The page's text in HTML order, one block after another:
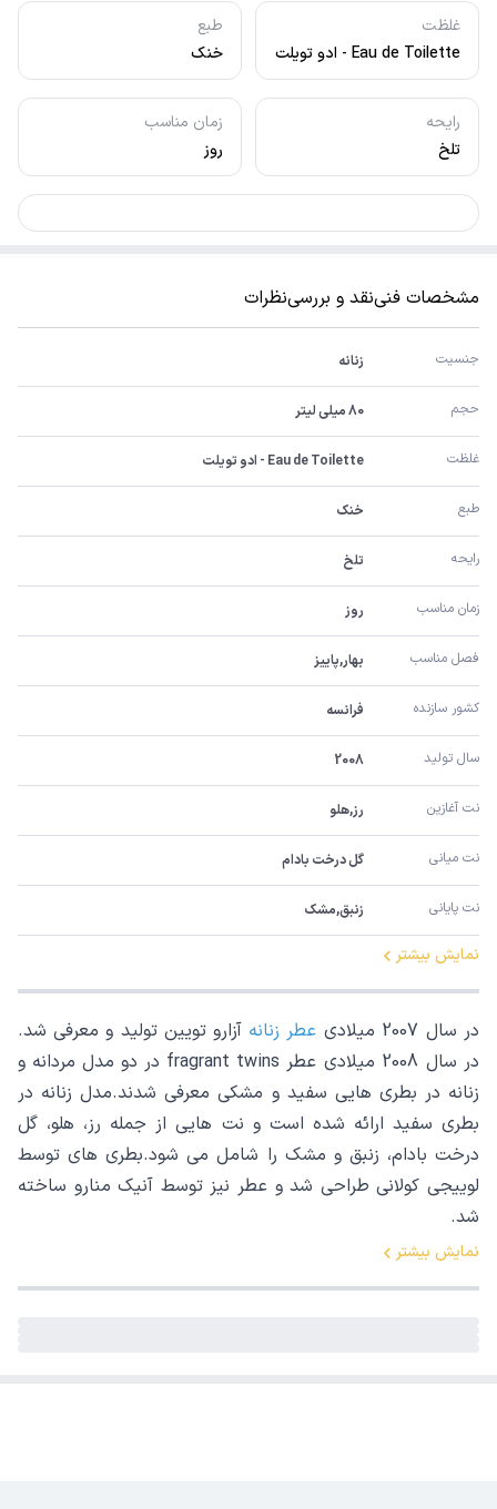
غلظت
Eau de Toilette - ادو تویلت
طبع
خنک
رایحه
تلخ
زمان مناسب
روز
مشخصات فنینقد و بررسینظرات
جنسیت زنانه
حجم 80 میلی لیتر
غلظت Eau de Toilette - ادو تویلت
طبع خنک
رایحه تلخ
زمان مناسب روز
فصل مناسب بهار,پاییز
کشور سازنده فرانسه
سال تولید 2008
نت آغازین رز,هلو
نت میانی گل درخت بادام
نت پایانی زنبق,مشک
نمایش بیشتر
در سال 2007 میلادی عطر زنانه آزارو تویین تولید و معرفی شد.
در سال 2008 میلادی عطر fragrant twins در دو مدل مردانه و
زنانه در بطری هایی سفید و مشکی معرفی شدند.مدل زنانه در
بطری سفید ارائه شده است و نت هایی از جمله رز، هلو، گل
درخت بادام، زنبق و مشک را شامل می شود.بطری های توسط
لوییجی کولانی طراحی شد و عطر نیز توسط آنیک منارو ساخته
شد.
نمایش بیشتر